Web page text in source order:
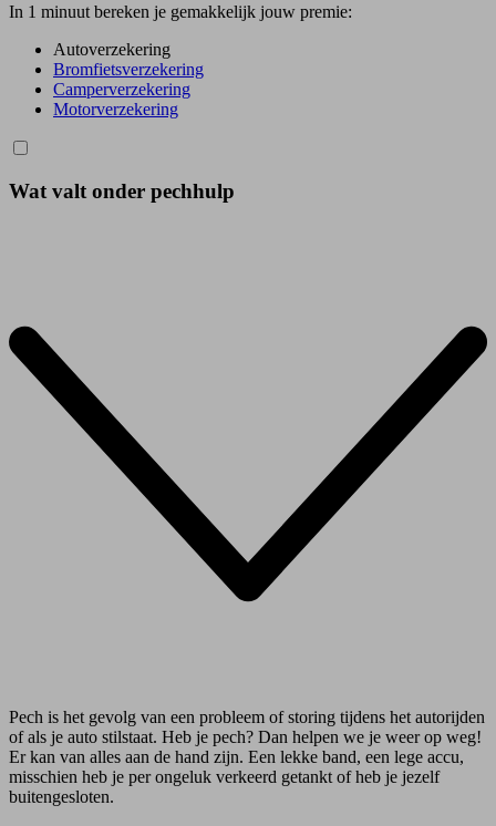
In 1 minuut bereken je gemakkelijk jouw premie:
Autoverzekering
Bromfietsverzekering
Camperverzekering
Motorverzekering
Wat valt onder pechhulp
Pech is het gevolg van een probleem of storing tijdens het autorijden
of als je auto stilstaat. Heb je pech? Dan helpen we je weer op weg!
Er kan van alles aan de hand zijn. Een lekke band, een lege accu,
misschien heb je per ongeluk verkeerd getankt of heb je jezelf
buitengesloten.